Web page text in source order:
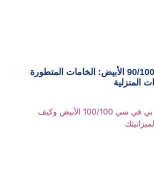
بي في سي 90/100 الأبيض: الخامات المتطورة
المنزلية